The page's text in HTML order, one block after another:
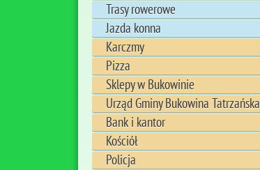
Trasy rowerowe
Jazda konna
Karczmy
Pizza
Sklepy w Bukowinie
Urząd Gminy Bukowina Tatrzańska
Bank i kantor
Kościół
Policja